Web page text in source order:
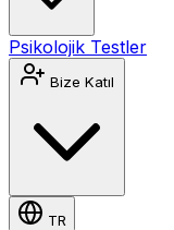
Psikolojik Testler
Bize Katıl
TR